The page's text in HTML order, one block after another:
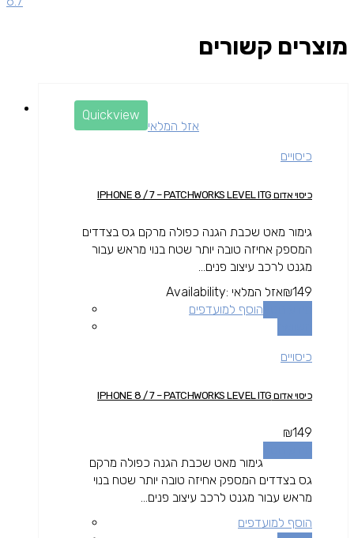
מוצרים קשורים
Quickview
אזל המלאי
כיסויים
כיסוי אדום IPHONE 8 / 7 – PATCHWORKS LEVEL ITG
גימור מאט שכבת הגנה כפולה מרקם גס בצדדים
המספק אחיזה טובה יותר שטח בנוי מראש עבור
מגנט לרכב עיצוב פנים...
₪149
Availability: אזל המלאי
הוסף למועדפים
כיסויים
כיסוי אדום IPHONE 8 / 7 – PATCHWORKS LEVEL ITG
₪149
גימור מאט שכבת הגנה כפולה מרקם
גס בצדדים המספק אחיזה טובה יותר שטח בנוי
מראש עבור מגנט לרכב עיצוב פנים...
הוסף למועדפים